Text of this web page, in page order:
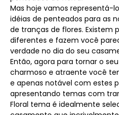
Mas hoje vamos representá-
idéias de penteados para as
de tranças de flores. Existem
diferentes e fazem você
verdade no dia do seu
Então, agora para tornar o
charmoso e atraente você
e apenas notável com estes
apresentando temas com
Floral tema é idealmente